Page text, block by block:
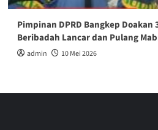
Pimpinan DPRD Bangkep Doakan
Beribadah Lancar dan Pulang
admin 10 Mei 2026